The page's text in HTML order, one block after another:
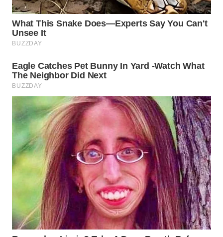
WN
SURABAYA
NATUNA
WN
BINTAN
WN
MANDALIKA
WN
LIKUPANG
WN
LABUANBAJO